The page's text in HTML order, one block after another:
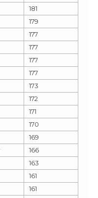
181
179
177
177
177
177
173
172
171
170
169
166
163
161
161